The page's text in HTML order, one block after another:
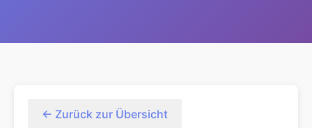
← Zurück zur Übersicht